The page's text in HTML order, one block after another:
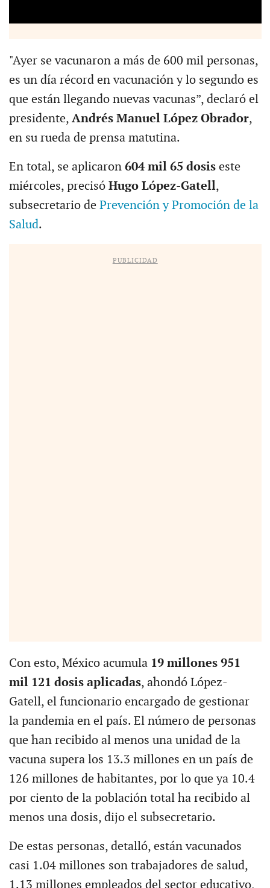
"Ayer se vacunaron a más de 600 mil personas,
es un día récord en vacunación y lo segundo es
que están llegando nuevas vacunas”, declaró el
presidente, Andrés Manuel López Obrador,
en su rueda de prensa matutina.
En total, se aplicaron604 mil 65 dosiseste
miércoles, precisó Hugo López-Gatell,
subsecretario de Prevención y Promoción de la
Salud.
PUBLICIDAD
Con esto, México acumula 19 millones 951
mil 121 dosis aplicadas, ahondó López-
Gatell, el funcionario encargado de gestionar
la pandemia en el país. El número de personas
que han recibido al menos una unidad de la
vacuna supera los 13.3 millones en un país de
126 millones de habitantes, por lo que ya 10.4
por ciento de la población total ha recibido al
menos una dosis, dijo el subsecretario.
De estas personas, detalló, están vacunados
casi 1.04 millones son trabajadores de salud,
1.13 millones empleados del sector educativo,